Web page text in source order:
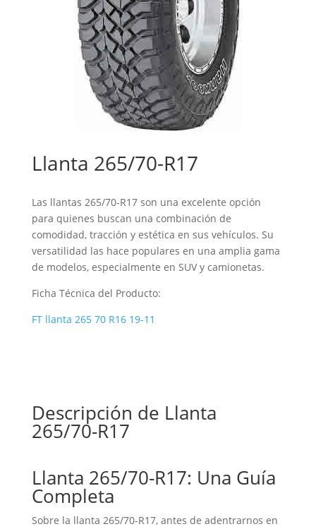
Llanta 265/70-R17
Las llantas 265/70-R17 son una excelente opción
para quienes buscan una combinación de
comodidad, tracción y estética en sus vehículos. Su
versatilidad las hace populares en una amplia gama
de modelos, especialmente en SUV y camionetas.
Ficha Técnica del Producto:
FT llanta 265 70 R16 19-11
Descripción de Llanta
265/70-R17
Llanta 265/70-R17: Una Guía
Completa
Sobre la llanta 265/70-R17, antes de adentrarnos en